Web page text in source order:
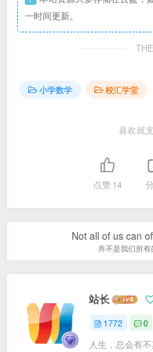
一时间更新。
小学数学 校汇学堂
喜欢就
点赞14
You see
一个人相信什
站长
1772 0
如果你不去试，